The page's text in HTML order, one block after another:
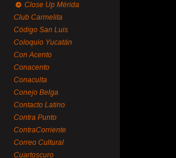
Close Up Mérida
Club Carmelita
Código San Luis
Coloquio Yucatán
Con Acento
Conacento
Conaculta
Conejo Belga
Contacto Latino
Contra Punto
ContraCorriente
Correo Cultural
Cuartoscuro